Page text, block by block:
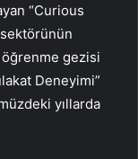
“Curious
gezisi
Deneyimi”
yıllarda